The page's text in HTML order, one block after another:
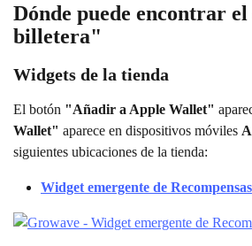
Dónde puede encontrar
billetera"
Widgets de la tienda
El botón "Añadir a Apple Wallet"
Wallet" aparece en dispositivos móviles
siguientes ubicaciones de la tienda:
Widget emergente de Recompensas